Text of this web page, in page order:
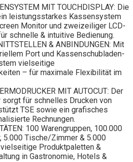
MIT TOUCHDISPLAY: Die
leistungsstarkes Kassensystem
Monitor und zweizeiliger LCD-
schnelle & intuitive Bedienung.
& ANBINDUNGEN: Mit
Port und Kassenschubladen-
vielseitige
– für maximale Flexibilität im
MIT AUTOCUT: Der
sorgt für schnelles Drucken von
TSE sowie ein grafisches
Rechnungen.
100 Warengruppen, 100.000
5.000 Tische/Zimmer & 5.000
Produktpaletten &
in Gastronomie, Hotels &